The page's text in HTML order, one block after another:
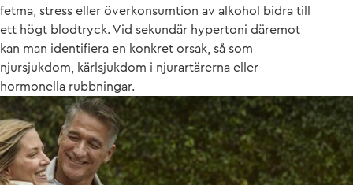
fetma, stress eller överkonsumtion av alkohol bidra till
ett högt blodtryck. Vid sekundär hypertoni däremot
kan man identifiera en konkret orsak, så som
njursjukdom, kärlsjukdom i njurartärerna eller
hormonella rubbningar.